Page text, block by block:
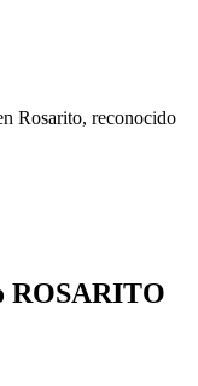
Rosarito, reconocido
ROSARITO